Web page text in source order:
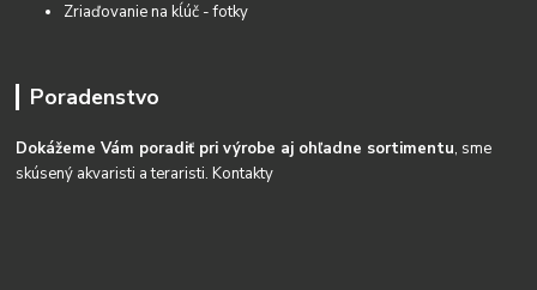
Zriaďovanie na kĺúč - fotky
Poradenstvo
Dokážeme Vám poradiť pri výrobe aj ohľadne sortimentu, sme
skúsený akvaristi a teraristi.Kontakty